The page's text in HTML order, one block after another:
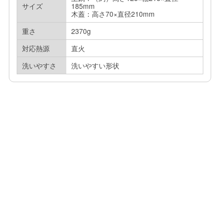
サイズ
185mm
木蓋：高さ70×直径210mm
重さ
2370g
対応熱源
直火
洗いやすさ
洗いやすい形状